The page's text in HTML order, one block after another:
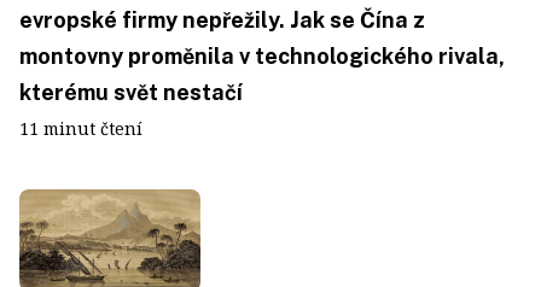
evropské firmy nepřežily. Jak se Čína z
montovny proměnila v technologického rivala,
kterému svět nestačí
11 minut čtení